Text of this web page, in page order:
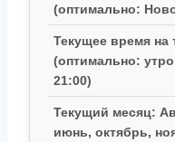
(оптимально:
Текущее время на
(оптимально:
21:00)
Текущий месяц:
июнь, октябрь,